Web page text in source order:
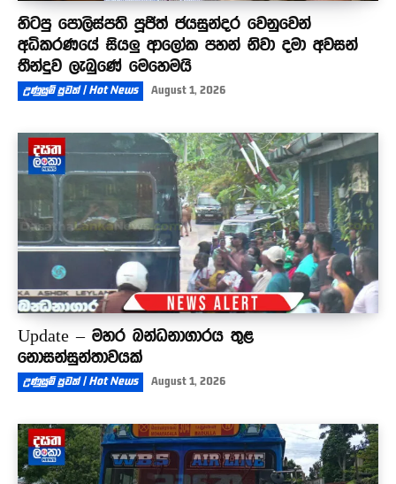
හිටපු පොලිස්පති පූජිත් ජයසුන්දර වෙනුවෙන්
අධිකරණයේ සියලු ආලෝක පහන් නිවා දමා අවසන්
තීන්දුව ලැබුණේ මෙහෙමයි
උණුසුම් පුවත් | Hot News August 1, 2026
Update – මහර බන්ධනාගාරය තුළ
නොසන්සුන්තාවයක්
උණුසුම් පුවත් | Hot News August 1, 2026